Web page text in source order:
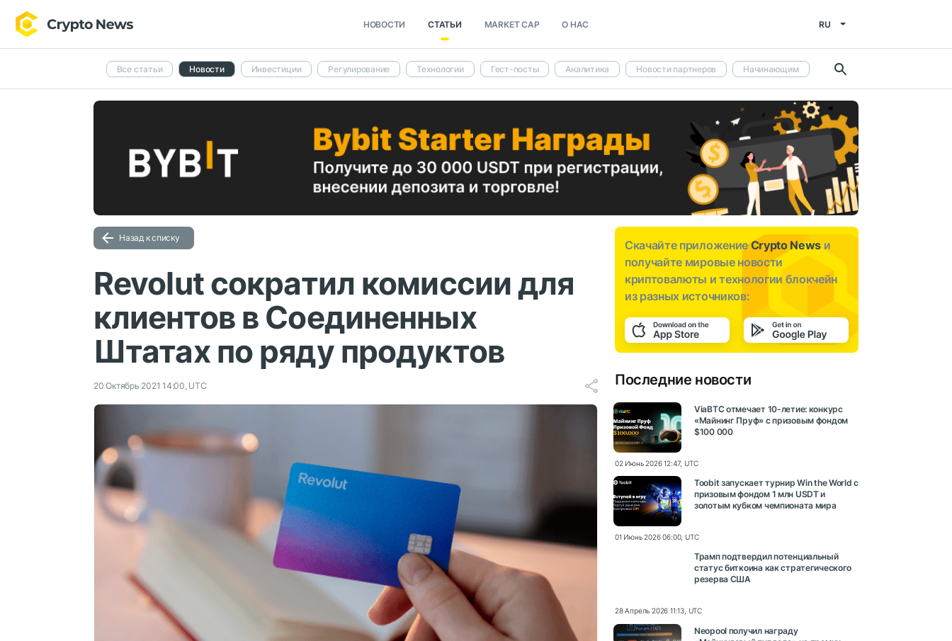
НОВОСТИ СТАТЬИ MARKET CAP О НАС RU
Все статьи Новости Инвестиции Регулирование Технологии Гест-посты Аналитика Новости партнеров Начинающим
Назад к списку
Revolut сократил комиссии для
клиентов в Соединенных
Штатах по ряду продуктов
20 Октябрь 2021 14:00, UTC
Скачайте приложениеCrypto News и
получайте мировые новости
криптовалюты и технологии блокчейн
из разных источников:
Последние новости
ViaBTC отмечает 10-летие: конкурс
«Майнинг Пруф» с призовым фондом
$100 000
02 Июнь 2026 12:47, UTC
Toobit запускает турнир Win the World с
призовым фондом 1 млн USDT и
золотым кубком чемпионата мира
01 Июнь 2026 06:00, UTC
Трамп подтвердил потенциальный
статус биткоина как стратегического
резерва США
28 Апрель 2026 11:13, UTC
Neopool получил награду